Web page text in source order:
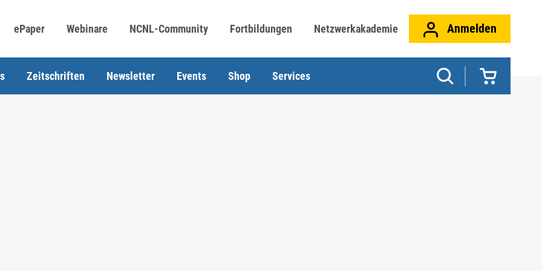
ePaper Webinare NCNL-Community Fortbildungen Netzwerkakademie Anmelden
Zeitschriften Newsletter Events Shop Services